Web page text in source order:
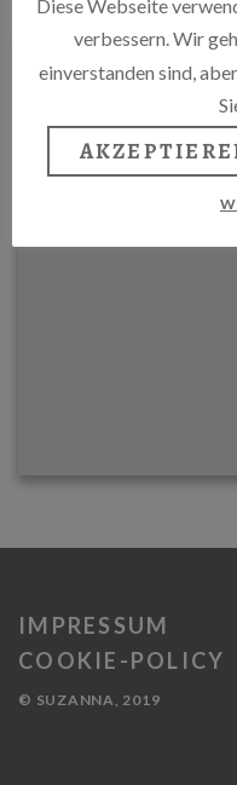
IMPRESSUM
COOKIE-POLICY
© SUZANNA, 2019
Diese Webseite
verbessern. Wir
einverstanden sind,